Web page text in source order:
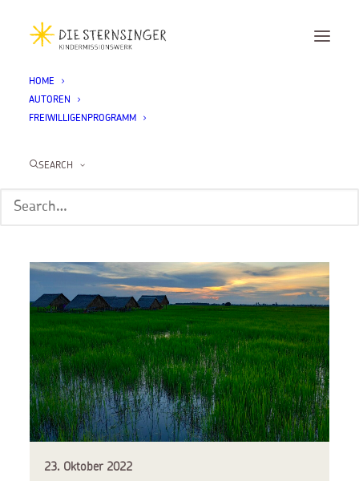
HOME
AUTOREN
FREIWILLIGENPROGRAMM
SEARCH
Month: Oktober 2022
23. Oktober 2022